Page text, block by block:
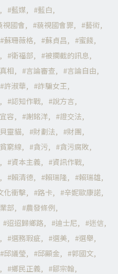
藍媒
藍白
視國會 藐視國會罪
藝術
蘇珊薇格 蘇貞昌
蜜餞
衛福部
被攔截的訊息
相 言論審查
言論自由
許淑華
詐騙女王
認知作戰
說方言
容 謝銘洋
證交法
貝靈貓 財劃法
財團
貧窮線 貪污
貪污腐敗
資本主義
資訊作戰
賴清德 賴瑞隆
賴瑞雄
化衝擊 路卡
辛妮歐康諾
部
農發條例
迢迢歸鄉路 迪士尼
迷信
選務瑕疵 選美
選舉
邱議瑩 邱顯金
郭國文
鄉民正義
鄒宗翰